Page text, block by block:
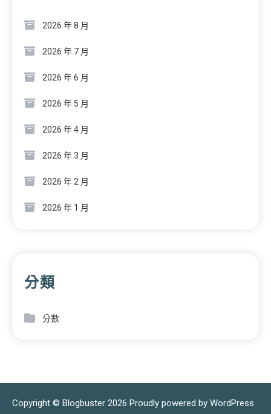
2026 年 8 月
2026 年 7 月
2026 年 6 月
2026 年 5 月
2026 年 4 月
2026 年 3 月
2026 年 2 月
2026 年 1 月
分類
分數
Copyright © Blogbuster 2026 Proudly powered by WordPress